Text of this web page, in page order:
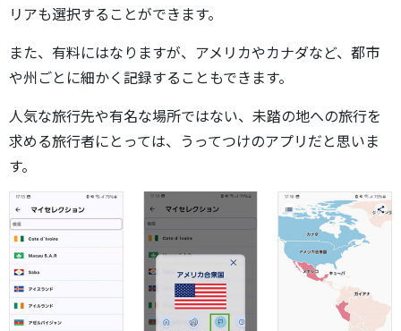
リアも選択することができます。
また、有料にはなりますが、アメリカやカナダなど、都市
や州ごとに細かく記録することもできます。
人気な旅行先や有名な場所ではない、未踏の地への旅行を
求める旅行者にとっては、うってつけのアプリだと思いま
す。